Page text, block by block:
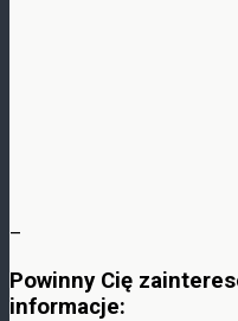
–
Powinny Cię
informacje: